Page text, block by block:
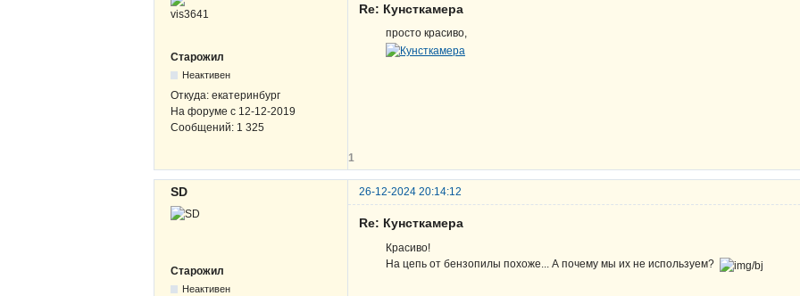
Старожил
Неактивен
Откуда: екатеринбург
На форуме с 12-12-2019
Сообщений: 1 325
Re: Кунсткамера
просто красиво,
1
SD 26-12-2024 20:14:12
Старожил
Неактивен
Re: Кунсткамера
Красиво!
На цепь от бензопилы похоже... А почему мы их не используем?